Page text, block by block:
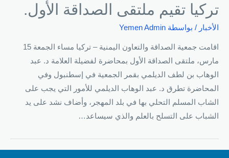
تركيا تقيم ملتقى الصداقة الأول.
الأخبار / بواسطة Yemen Admin
اقامت جمعية الصداقة والتعاون اليمنية – تركيا مساء الجمعة 15
مارس، ملتقى الصداقة الأول بمحاضرة لفضيلة العلامة د. عبد
الوهاب بن لطف الديلمي بقمر الجمعية في إسطنبول وفي
المحاضرة تطرق د. عبد الوهاب الديلمي للأمور التي يجب على
الشاب المسلم التحلي بها في بلد المهجر، وأضاف نشد على يد
الشباب على التسلح بالعلم والذي سيساعد…